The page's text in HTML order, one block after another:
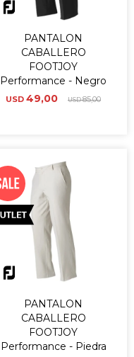
PANTALON
CABALLERO
FOOTJOY
Performance - Negro
USD 49,00 USD85,00
PANTALON
CABALLERO
FOOTJOY
Performance - Piedra